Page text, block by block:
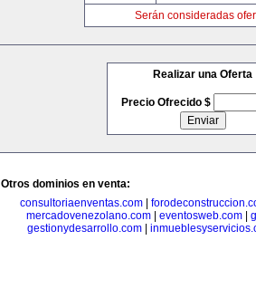
Serán consideradas
Realizar una Oferta
Precio Ofrecido $
Otros dominios en venta:
consultoriaenventas.com
mercadovenezolano.com
eventosweb.com
gestionydesarrollo.com